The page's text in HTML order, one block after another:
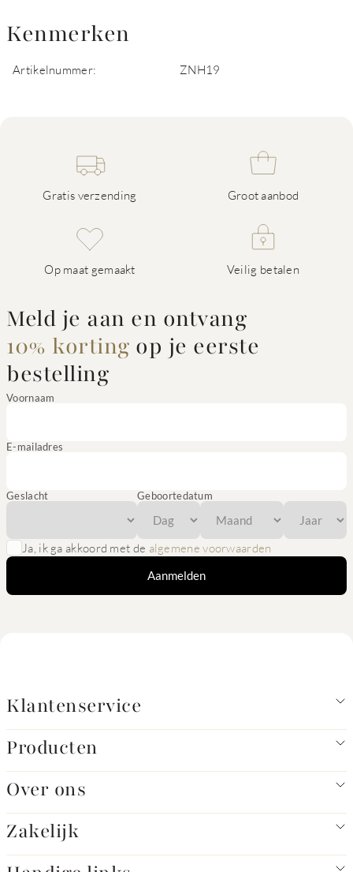
Kenmerken
Artikelnummer: ZNH19
Gratis verzending Groot aanbod
Op maat gemaakt Veilig betalen
Meld je aan en ontvang
10% korting op je eerste
bestelling
Voornaam
E-mailadres
Geslacht Geboortedatum
Ja, ik ga akkoord met de algemene voorwaarden
Aanmelden
Klantenservice
Producten
Over ons
Zakelijk